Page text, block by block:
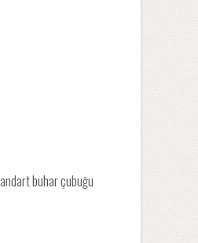
buhar çubuğu